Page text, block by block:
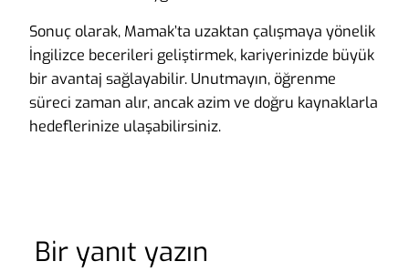
Sonuç olarak, Mamak’ta uzaktan çalışmaya yönelik
İngilizce becerileri geliştirmek, kariyerinizde büyük
bir avantaj sağlayabilir. Unutmayın, öğrenme
süreci zaman alır, ancak azim ve doğru kaynaklarla
hedeflerinize ulaşabilirsiniz.
Bir yanıt yazın